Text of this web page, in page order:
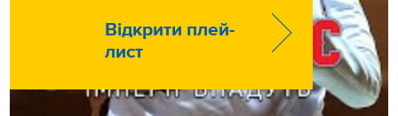
Відкрити плей-
лист